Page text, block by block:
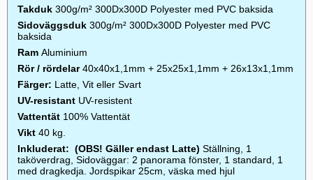
Takduk 300g/m² 300Dx300D Polyester med PVC baksida
Sidoväggsduk 300g/m² 300Dx300D Polyester med PVC
baksida
Ram Aluminium
Rör / rördelar40x40x1,1mm + 25x25x1,1mm + 26x13x1,1mm
Färger: Latte, Vit eller Svart
UV-resistant UV-resistent
Vattentät 100% Vattentät
Vikt 40 kg.
Inkluderat: (OBS! Gäller endast Latte) Ställning, 1
taköverdrag, Sidoväggar: 2 panorama fönster, 1 standard, 1
med dragkedja. Jordspikar 25cm, väska med hjul